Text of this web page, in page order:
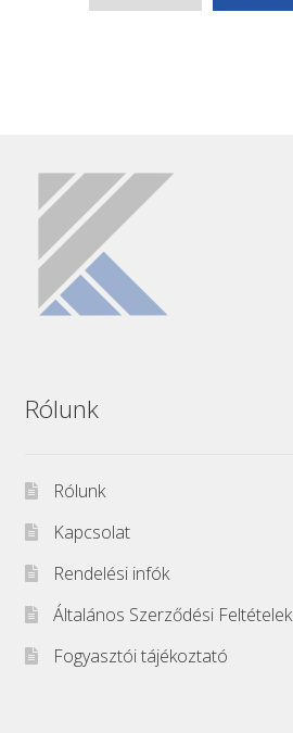
Rólunk
Rólunk
Kapcsolat
Rendelési infók
Általános Szerződési Feltételek
Fogyasztói tájékoztató